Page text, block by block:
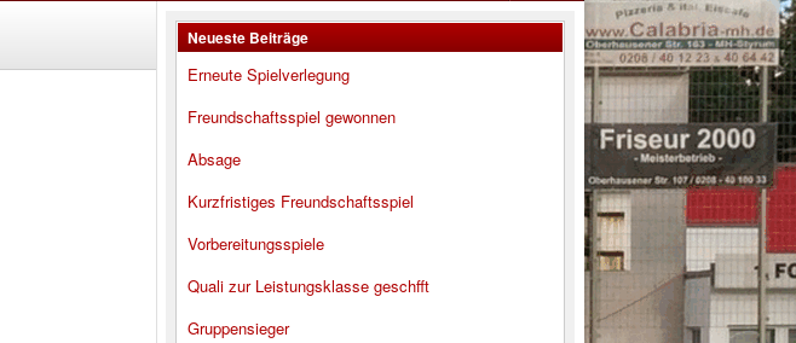
Neueste Beiträge
Erneute Spielverlegung
Freundschaftsspiel gewonnen
Absage
Kurzfristiges Freundschaftsspiel
Vorbereitungsspiele
Quali zur Leistungsklasse geschfft
Gruppensieger